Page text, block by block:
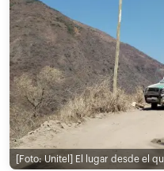
[Foto: Unitel] El lugar desde el